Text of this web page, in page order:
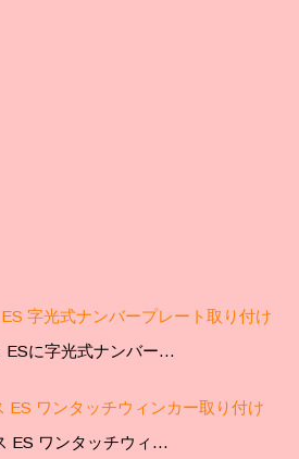
字光式ナンバープレート取り付け
ESに字光式ナンバー…
ES ワンタッチウィンカー取り付け
ES ワンタッチウィ…